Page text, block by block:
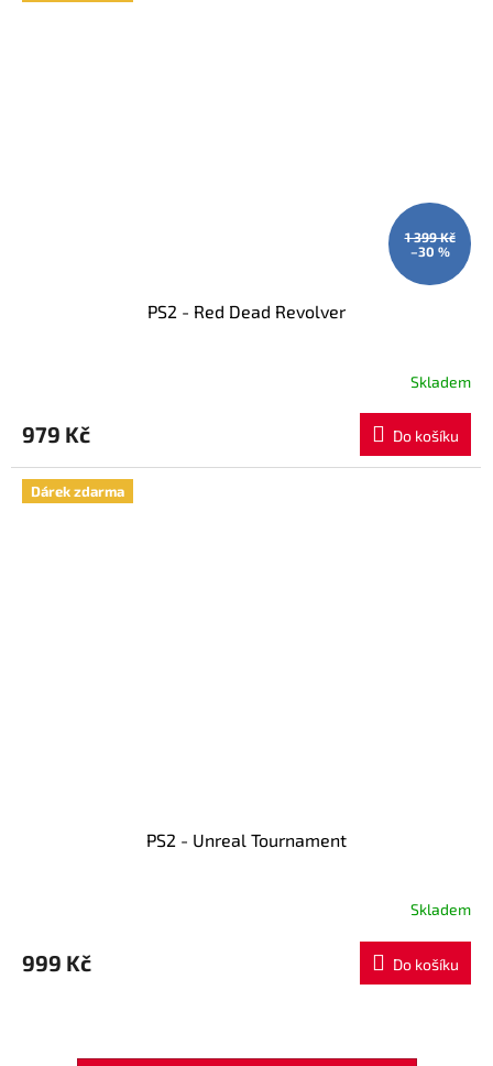
1 399 Kč
–30 %
PS2 - Red Dead Revolver
Skladem
979 Kč Do košíku
Dárek zdarma
PS2 - Unreal Tournament
Skladem
999 Kč Do košíku